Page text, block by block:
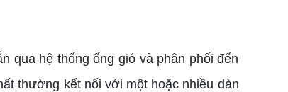
qua hệ thống ống gió và phân phối đến
thường kết nối với một hoặc nhiều dàn